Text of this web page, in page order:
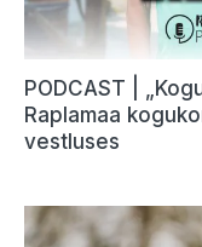
PODCAST |
Raplamaa
vestluses